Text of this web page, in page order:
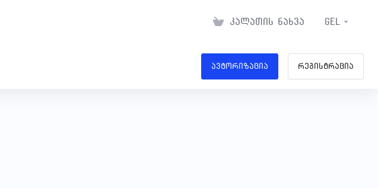
კალათის ნახვა GEL
ავტორიზაცია რეგისტრაცია